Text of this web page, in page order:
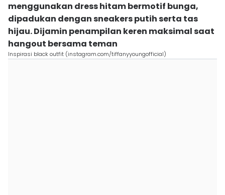
menggunakan dress hitam bermotif bunga,
dipadukan dengan sneakers putih serta tas
hijau. Dijamin penampilan keren maksimal saat
hangout bersama teman
Inspirasi black outfit (instagram.com/tiffanyyoungofficial)